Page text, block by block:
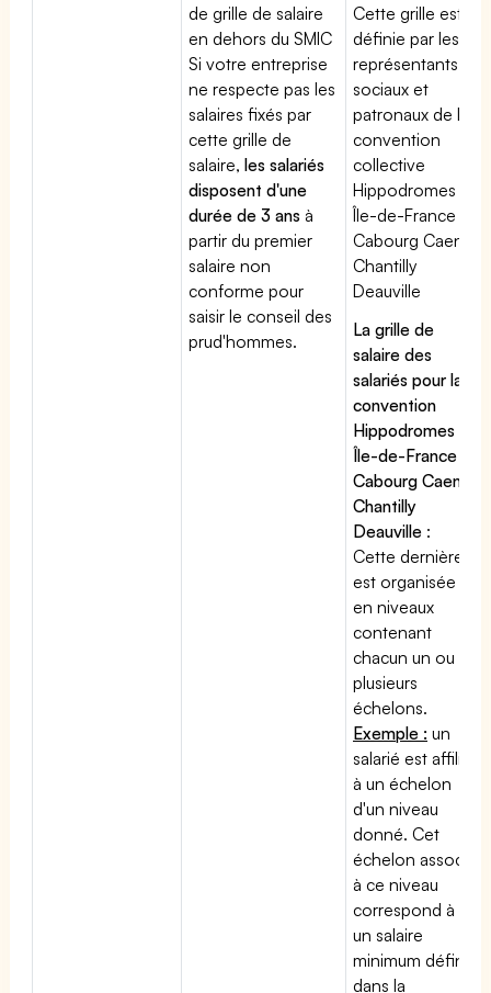
de grille de salaire
en dehors du SMIC
Si votre entreprise
ne respecte pas les
salaires fixés par
cette grille de
salaire,les salariés
disposent d'une
durée de 3 ans à
partir du premier
salaire non
conforme pour
saisir le conseil des
prud'hommes.
Cette grille est
définie par les
représentants
sociaux et
patronaux de la
convention
collective
Hippodromes
Île-de-France
Cabourg Caen
Chantilly
Deauville
La grille de
salaire des
salariés pour la
convention
Hippodromes
Île-de-France
Cabourg Caen
Chantilly
Deauville :
Cette dernière
est organisée
en niveaux
contenant
chacun un ou
plusieurs
échelons.
Exemple : un
salarié est affilié
à un échelon
d'un niveau
donné. Cet
échelon associé
à ce niveau
correspond à
un salaire
minimum défini
dans la